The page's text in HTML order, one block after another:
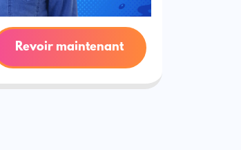
Revoir maintenant